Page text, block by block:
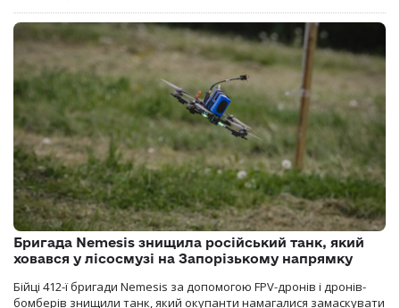
Бригада Nemesis знищила російський танк, який
ховався у лісосмузі на Запорізькому напрямку
Бійці 412-ї бригади Nemesis за допомогою FPV-дронів і дронів-
бомберів знищили танк, який окупанти намагалися замаскувати